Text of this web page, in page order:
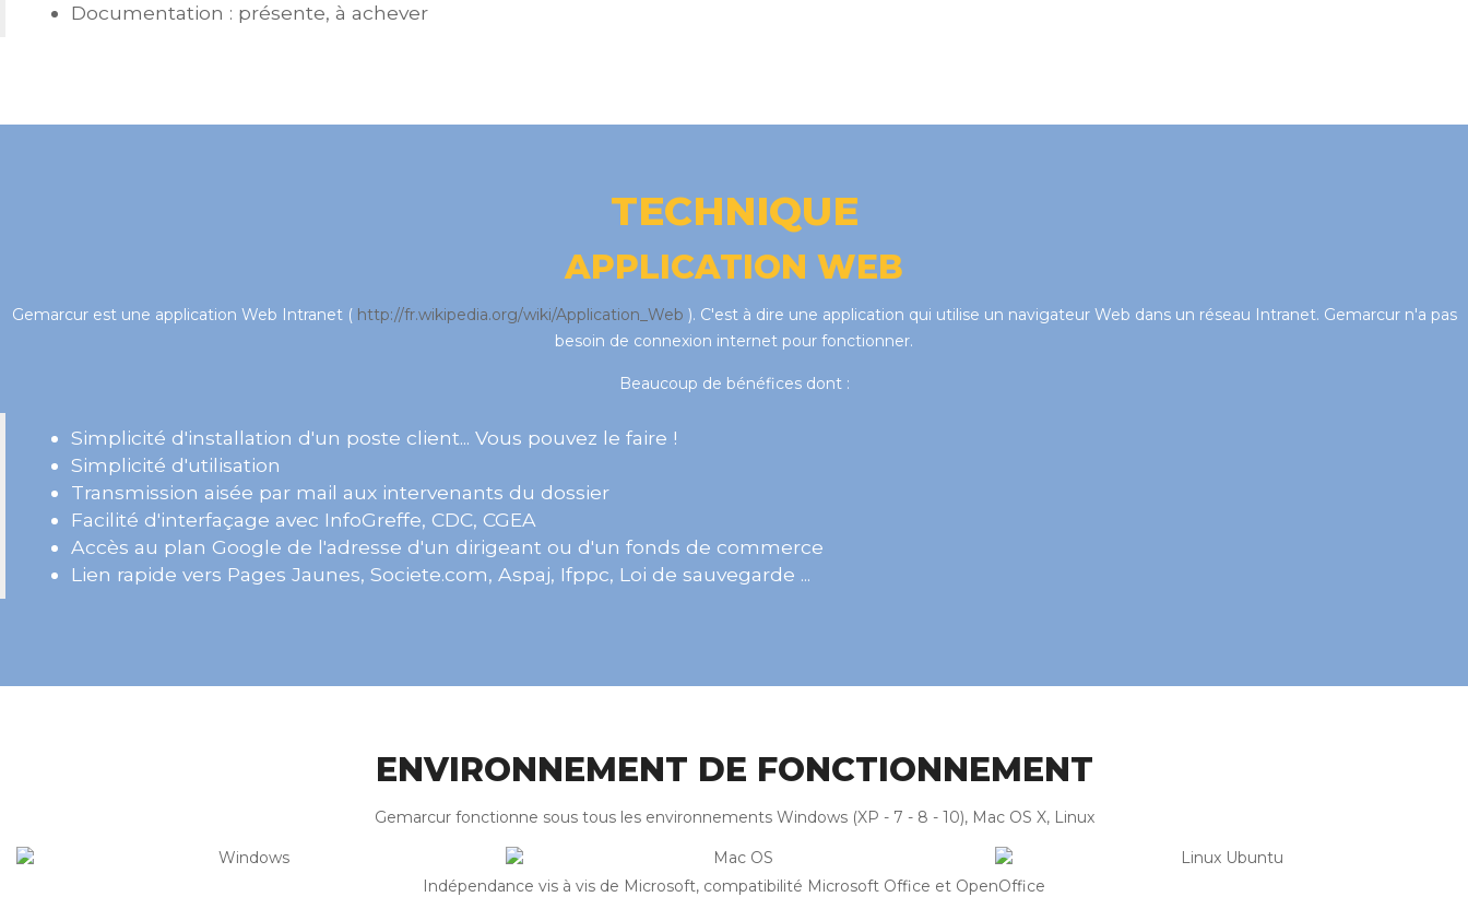
Documentation : présente, à achever
TECHNIQUE
APPLICATION WEB
Gemarcur est une application Web Intranet ( http://fr.wikipedia.org/wiki/Application_Web ). C'est à dire une application qui utilise un navigateur Web dans un réseau Intranet. Gemarcur n'a pas
besoin de connexion internet pour fonctionner.
Beaucoup de bénéfices dont :
Simplicité d'installation d'un poste client... Vous pouvez le faire !
Simplicité d'utilisation
Transmission aisée par mail aux intervenants du dossier
Facilité d'interfaçage avec InfoGreffe, CDC, CGEA
Accès au plan Google de l'adresse d'un dirigeant ou d'un fonds de commerce
Lien rapide vers Pages Jaunes, Societe.com, Aspaj, Ifppc, Loi de sauvegarde ...
ENVIRONNEMENT DE FONCTIONNEMENT
Gemarcur fonctionne sous tous les environnements Windows (XP - 7 - 8 - 10), Mac OS X, Linux
Indépendance vis à vis de Microsoft, compatibilité Microsoft Office et OpenOffice